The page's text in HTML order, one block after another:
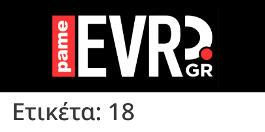
Ετικέτα: 18